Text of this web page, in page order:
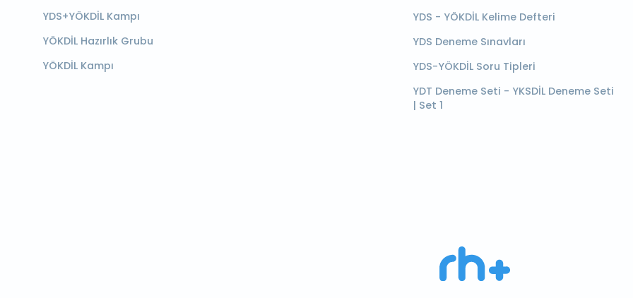
YDS+YÖKDİL Kampı
YÖKDİL Hazırlık Grubu
YÖKDİL Kampı
YDS - YÖKDİL Kelime Defteri
YDS Deneme Sınavları
YDS-YÖKDİL Soru Tipleri
YDT Deneme Seti - YKSDİL Deneme Seti
| Set 1